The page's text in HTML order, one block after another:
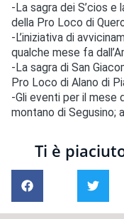
-La sagra dei S’cios e
della Pro Loco di
-L’iniziativa di
qualche mese fa
-La sagra di San
Pro Loco di Alano di
-Gli eventi per il mese
montano di Segusino;
Ti è